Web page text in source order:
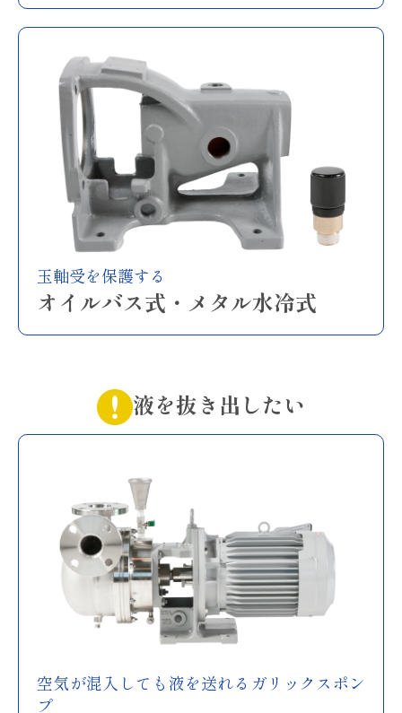
玉軸受を保護する
オイルバス式・メタル水冷式
液を抜き出したい
空気が混入しても液を送れるガリックスポン
プ